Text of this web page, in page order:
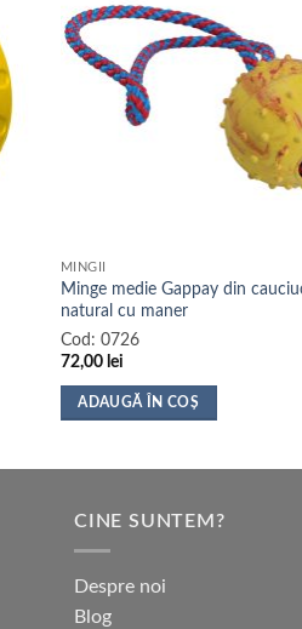
MINGII
Minge medie Gappay din
natural cu maner
Cod: 0726
72,00 lei
ADAUGĂ ÎN COȘ
CINE SUNTEM?
Despre noi
Blog